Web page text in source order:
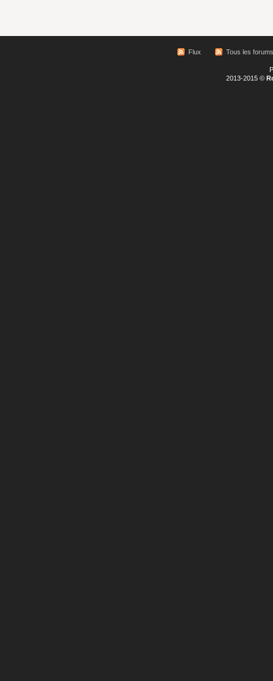
Flux Tous les forums
2013-2015 ©